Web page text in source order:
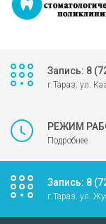
Запись: 8
г.Тараз. ул.
РЕЖИМ
Подробнее
Запись: 8
г.Тараз. ул.